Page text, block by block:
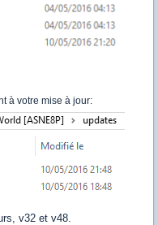
à votre mise à jour:
v32 et v48.